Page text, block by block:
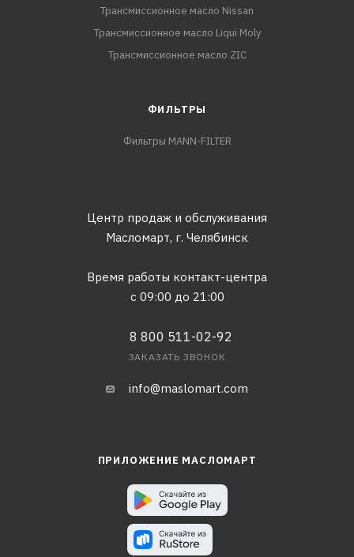
Трансмиссионное масло Nissan
Трансмиссионное масло Liqui Moly
Трансмиссионное масло ZIC
ФИЛЬТРЫ
Фильтры MANN-FILTER
Центр продаж и обслуживания
Масломарт, г. Челябинск
Время работы контакт-центра
с 09:00 до 21:00
8 800 511-02-92
ЗАКАЗАТЬ ЗВОНОК
info@maslomart.com
ПРИЛОЖЕНИЕ МАСЛОМАРТ